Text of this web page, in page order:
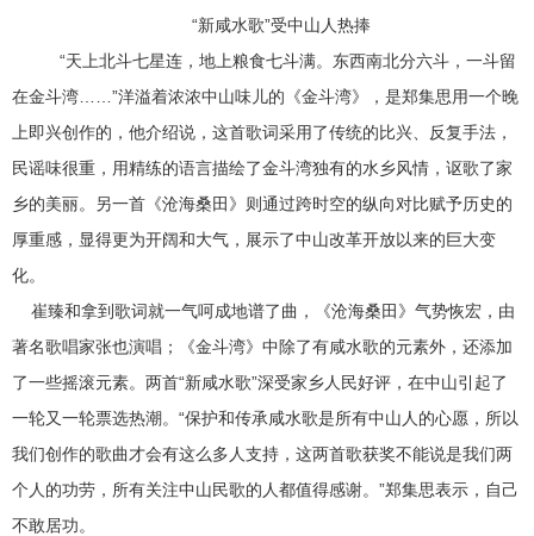
“新咸水歌”受中山人热捧
“天上北斗七星连，地上粮食七斗满。东西南北分六斗，一斗留
在金斗湾……”洋溢着浓浓中山味儿的《金斗湾》，是郑集思用一个晚
上即兴创作的，他介绍说，这首歌词采用了传统的比兴、反复手法，
民谣味很重，用精练的语言描绘了金斗湾独有的水乡风情，讴歌了家
乡的美丽。另一首《沧海桑田》则通过跨时空的纵向对比赋予历史的
厚重感，显得更为开阔和大气，展示了中山改革开放以来的巨大变
化。
崔臻和拿到歌词就一气呵成地谱了曲，《沧海桑田》气势恢宏，由
著名歌唱家张也演唱；《金斗湾》中除了有咸水歌的元素外，还添加
了一些摇滚元素。两首“新咸水歌”深受家乡人民好评，在中山引起了
一轮又一轮票选热潮。“保护和传承咸水歌是所有中山人的心愿，所以
我们创作的歌曲才会有这么多人支持，这两首歌获奖不能说是我们两
个人的功劳，所有关注中山民歌的人都值得感谢。”郑集思表示，自己
不敢居功。